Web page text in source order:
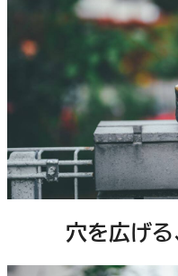
穴を広げる